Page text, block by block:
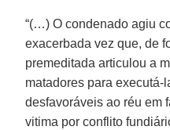
“(…) O condenado agiu
exacerbada vez que, de
premeditada articulou a
matadores para executá-
desfavoráveis ao réu em
vitima por conflito